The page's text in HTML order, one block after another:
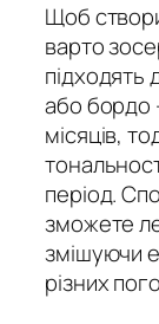
Щоб
варто
підходять
або бордо
місяців,
період.
зможете
змішуючи
різних